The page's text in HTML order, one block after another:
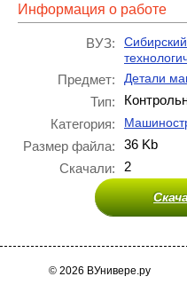
Информация о работе
ВУЗ:
Предмет: Детали
Тип:
Категория:
Размер файла:
36 Kb
Скачали:
2
© 2026 ВУнивере.ру